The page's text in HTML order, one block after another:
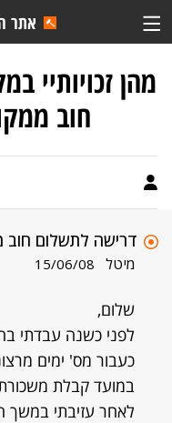
אתר
מהן זכויותיי
חוב
דרישה לתשלום חוב
מיטל 15/06/08
שלום,
לפני כשנה עבדתי
כעבור מס' ימים
במועד קבלת
לאחר עזיבתי במשך